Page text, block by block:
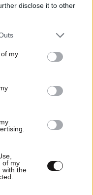
disclose it to other
one or more Google
You may click to
its third-party tags to
in below Google
my
of my
with the
«Καμία στιγμή